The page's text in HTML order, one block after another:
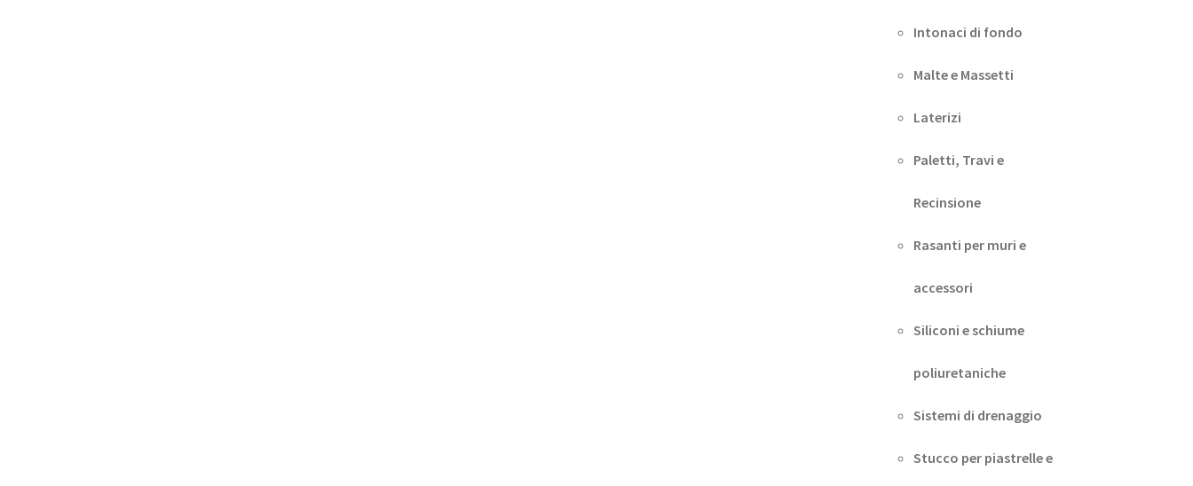
Intonaci di fondo
Malte e Massetti
Laterizi
Paletti, Travi e
Recinsione
Rasanti per muri e
accessori
Siliconi e schiume
poliuretaniche
Sistemi di drenaggio
Stucco per piastrelle e